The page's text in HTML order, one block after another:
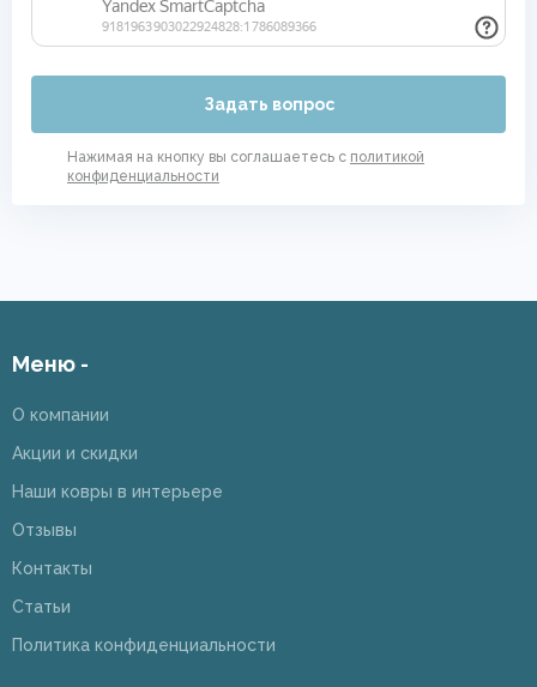
Задать вопрос
Нажимая на кнопку вы соглашаетесь с политикой
конфиденциальности
Меню -
О компании
Акции и скидки
Наши ковры в интерьере
Отзывы
Контакты
Статьи
Политика конфиденциальности